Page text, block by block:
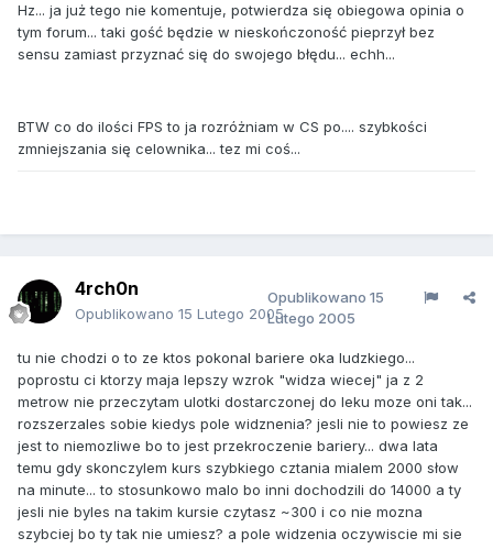
Hz... ja już tego nie komentuje, potwierdza się obiegowa opinia o
tym forum... taki gość będzie w nieskończoność pieprzył bez
sensu zamiast przyznać się do swojego błędu... echh...
BTW co do ilości FPS to ja rozróżniam w CS po.... szybkości
zmniejszania się celownika... tez mi coś...
4rch0n
Opublikowano 15 Lutego 2005
Opublikowano 15
Lutego 2005
tu nie chodzi o to ze ktos pokonal bariere oka ludzkiego...
poprostu ci ktorzy maja lepszy wzrok "widza wiecej" ja z 2
metrow nie przeczytam ulotki dostarczonej do leku moze oni tak...
rozszerzales sobie kiedys pole widznenia? jesli nie to powiesz ze
jest to niemozliwe bo to jest przekroczenie bariery... dwa lata
temu gdy skonczylem kurs szybkiego cztania mialem 2000 słow
na minute... to stosunkowo malo bo inni dochodzili do 14000 a ty
jesli nie byles na takim kursie czytasz ~300 i co nie mozna
szybciej bo ty tak nie umiesz? a pole widzenia oczywiscie mi sie